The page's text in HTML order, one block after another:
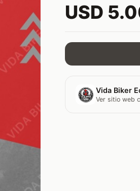
USD
Vida Biker
Ver sitio web